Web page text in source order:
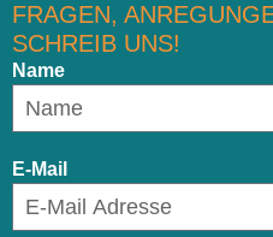
FRAGEN,
SCHREIB UNS!
Name
E-Mail